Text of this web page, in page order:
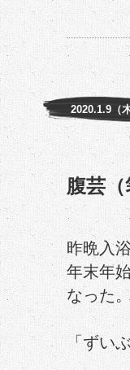
2020.1.9（
腹芸
昨晩入
年末年
なった
「ずい